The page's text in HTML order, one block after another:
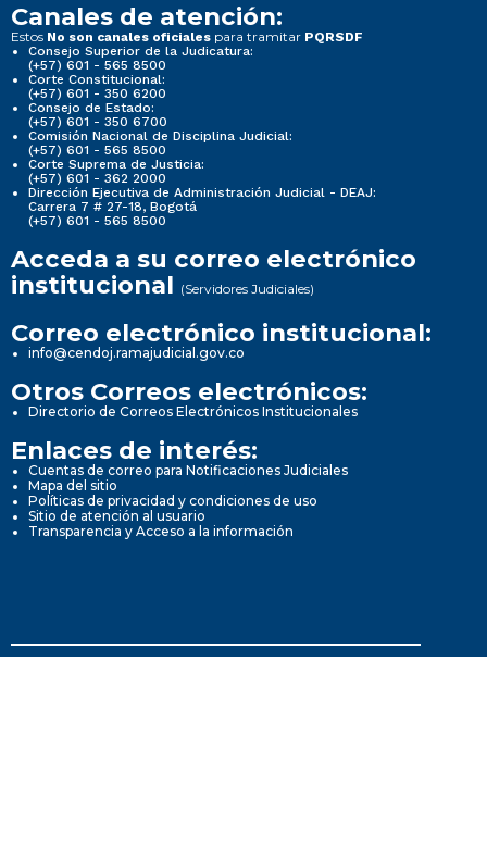
Canales de atención:
Estos No son canales oficiales para tramitar PQRSDF
Consejo Superior de la Judicatura:
(+57) 601 - 565 8500
Corte Constitucional:
(+57) 601 - 350 6200
Consejo de Estado:
(+57) 601 - 350 6700
Comisión Nacional de Disciplina Judicial:
(+57) 601 - 565 8500
Corte Suprema de Justicia:
(+57) 601 - 362 2000
Dirección Ejecutiva de Administración Judicial - DEAJ:
Carrera 7 # 27-18, Bogotá
(+57) 601 - 565 8500
Acceda a su correo electrónico
institucional (Servidores Judiciales)
Correo electrónico institucional:
info@cendoj.ramajudicial.gov.co
Otros Correos electrónicos:
Directorio de Correos Electrónicos Institucionales
Enlaces de interés:
Cuentas de correo para Notificaciones Judiciales
Mapa del sitio
Políticas de privacidad y condiciones de uso
Sitio de atención al usuario
Transparencia y Acceso a la información